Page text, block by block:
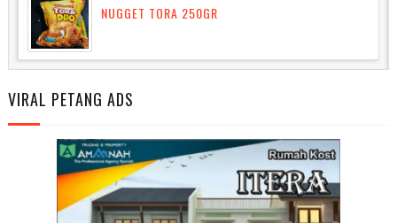
NUGGET TORA 250GR
VIRAL PETANG ADS